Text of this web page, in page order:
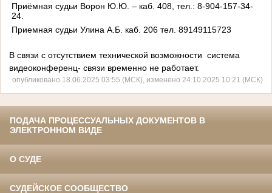
Приёмная судьи Ворон Ю.Ю. – каб. 408, тел.: 8-904-157-34-
24.
Приемная судьи Улина А.Б. каб. 206 тел. 89149115723
В связи с отсутствием технической возможности система
видеоконференц- связи временно не работает.
опубликовано 18.06.2025 03:55 (МСК), изменено 24.10.2025 10:21 (МСК)
ПОДАЧА ПРОЦЕССУАЛЬНЫХ ДОКУМЕНТОВ В
ЭЛЕКТРОННОМ ВИДЕ
О СУДЕ
СУДЕЙСКОЕ СООБЩЕСТВО